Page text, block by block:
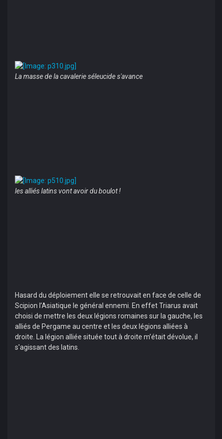
La masse de la cavalerie séleucide s'avance
les alliés latins vont avoir du boulot !
Hasard du déploiement elle se retrouvait en face de celle de
Scipion l’Asiatique le général ennemi. En effet Triarus avait
choisi de mettre les deux légions romaines sur la gauche, les
alliés de Pergame au centre et les deux légions alliées à
droite. La légion alliée située tout à droite m’était dévolue, il
s'agissant des latins.